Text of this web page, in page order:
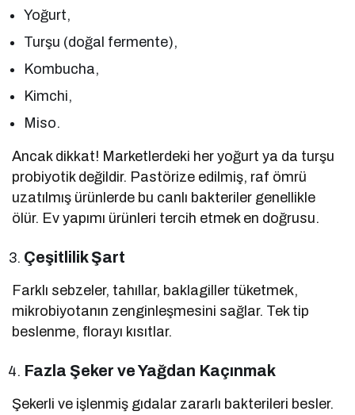
Yoğurt,
Turşu (doğal fermente),
Kombucha,
Kimchi,
Miso.
Ancak dikkat! Marketlerdeki her yoğurt ya da turşu
probiyotik değildir. Pastörize edilmiş, raf ömrü
uzatılmış ürünlerde bu canlı bakteriler genellikle
ölür. Ev yapımı ürünleri tercih etmek en doğrusu.
Çeşitlilik Şart
Farklı sebzeler, tahıllar, baklagiller tüketmek,
mikrobiyotanın zenginleşmesini sağlar. Tek tip
beslenme, florayı kısıtlar.
Fazla Şeker ve Yağdan Kaçınmak
Şekerli ve işlenmiş gıdalar zararlı bakterileri besler.